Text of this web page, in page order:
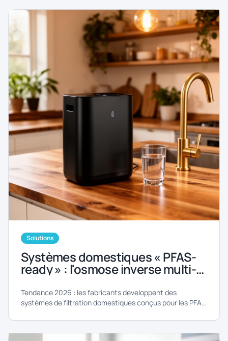
Solutions
Systèmes domestiques « PFAS-
ready » : l'osmose inverse multi-
norme ?
Tendance 2026 : les fabricants développent des
systèmes de filtration domestiques conçus pour les PFAS
certifications, limites.